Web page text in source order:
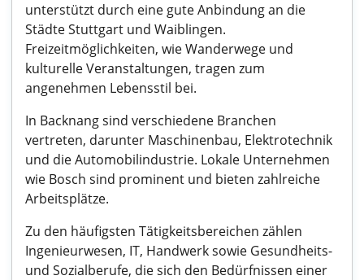
unterstützt durch eine gute Anbindung an die
Städte Stuttgart und Waiblingen.
Freizeitmöglichkeiten, wie Wanderwege und
kulturelle Veranstaltungen, tragen zum
angenehmen Lebensstil bei.
In Backnang sind verschiedene Branchen
vertreten, darunter Maschinenbau, Elektrotechnik
und die Automobilindustrie. Lokale Unternehmen
wie Bosch sind prominent und bieten zahlreiche
Arbeitsplätze.
Zu den häufigsten Tätigkeitsbereichen zählen
Ingenieurwesen, IT, Handwerk sowie Gesundheits-
und Sozialberufe, die sich den Bedürfnissen einer